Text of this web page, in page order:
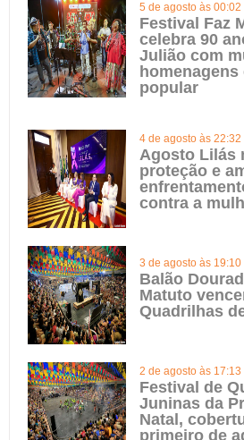
5 de agosto às 00:02
Festival Faz
celebra 90
Julião com
popular
4 de agosto às 22:32
Agosto Lilás
proteção e
contra a
3 de agosto às 19:10
Balão
Matuto
Quadrilhas
2 de agosto às 17:13
Festival de
Juninas da
Natal,
primeiro de